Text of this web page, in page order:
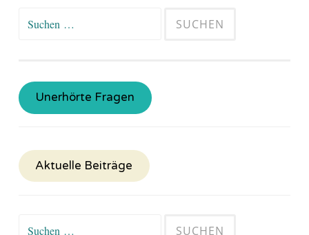
Unerhörte Fragen
Aktuelle Beiträge
Suchen